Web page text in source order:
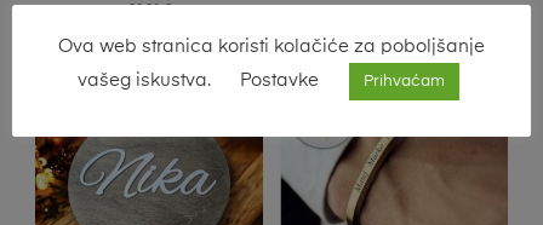
Ova web stranica koristi kolačiće za poboljšanje
vašeg iskustva.
Postavke Prihvaćam